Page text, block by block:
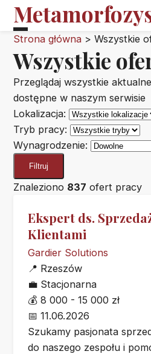
Strona główna >Wszystkie
Wszystkie
Przeglądaj wszystkie
dostępne w naszym serwisie
Lokalizacja:
Tryb pracy:
Wynagrodzenie:
Filtruj
Znaleziono 837 ofert pracy
Ekspert ds.
Klientami
Gardier Solutions
📍 Rzeszów
💼 Stacjonarna
💰 8 000 - 15 000 zł
📅 11.06.2026
Szukamy pasjonata
do naszego zespołu i